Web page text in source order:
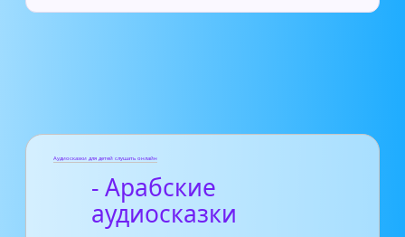
Аудиосказки для детей слушать онлайн
- Арабские
аудиосказки